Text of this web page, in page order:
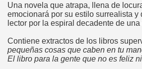
Una novela que atrapa, llena de
emocionará por su estilo surrealista y
lector por la espiral decadente de
Contiene extractos de los libros
pequeñas cosas que caben en tu
El libro para la gente que no es feliz